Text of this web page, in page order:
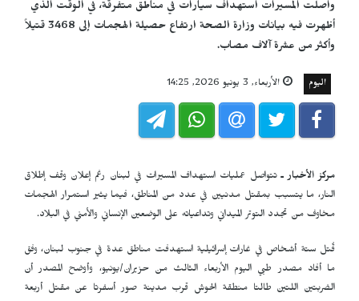
واصلت المسيرات استهداف سيارات في مناطق متفرقة، في الوقت الذي
أظهرت فيه بيانات وزارة الصحة ارتفاع حصيلة الهجمات إلى 3468 قتيلاً
وأكثر من عشرة آلاف مصاب.
اليوم الأربعاء, 3 يونيو 2026, 14:25
مركز الأخبار ـتتواصل عمليات استهداف المسيرات في لبنان رغم إعلان وقف إطلاق
النار، ما يتسبب بمقتل مدنيين في عدد من المناطق، فيما يثير استمرار الهجمات
مخاوف من تجدد التوتر الميداني وتداعياته على الوضعين الإنساني والأمني في البلاد.
قُتل ستة أشخاص في غارات إسرائيلية استهدفت مناطق عدة في جنوب لبنان، وفق
ما أفاد مصدر طبي اليوم الأربعاء الثالث من حزيران/يونيو، وأوضح المصدر أن
الضربتين اللتين طالتا منطقة الحوش قرب مدينة صور أسفرتا عن مقتل أربعة